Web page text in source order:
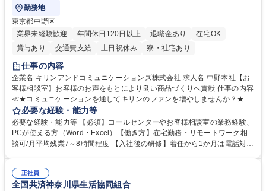
勤務地
東京都中野区
業界未経験歓迎
年間休日120日以上 退職金あり
在宅OK
賞与あり
交通費支給 土日祝休み 寮・社宅あり
仕事の内容
企業名 キリンアンドコミュニケーションズ株式会社 求人名 中野本社【お
客様相談室】お客様のお声をもとにより良い商品づくりへ貢献 仕事の内容
≪★コミュニケーションを通してキリンのファンを増やしませんか？★≫
お客様のお声をより良い商品づくりに活かしていく上で、窓口となるお客
様相談室でのお仕事です。 日々お客様からいただくキリングループへのご
意見を、企業活動に活かしています。お客様からの声に迅速かつ誠意をも
って対応、情報提供するとともにグループ内活動に反映しています。 【具
平均100件前後■メール・手紙：同上40件前後 募集職種 中野本社【お客様
相談室】お客様のお声をもとにより良い商品づくりへ貢献
必要な経験・能力等
必要な経験・能力等 【必須】コールセンターやお客様相談室の業務経験、
PCが使える方（Word・Excel）【働き方】在宅勤務・リモートワーク相
談可/月平均残業7～8時間程度 【入社後の研修】着任から1か月は電話対応
すのでご安心ください。 【当社について】キリングループの広報機能を担
う会社として、お客様との出会いを大切にし、磨き上げたホスピタリティ
正社員
全国共済神奈川県生活協同組合